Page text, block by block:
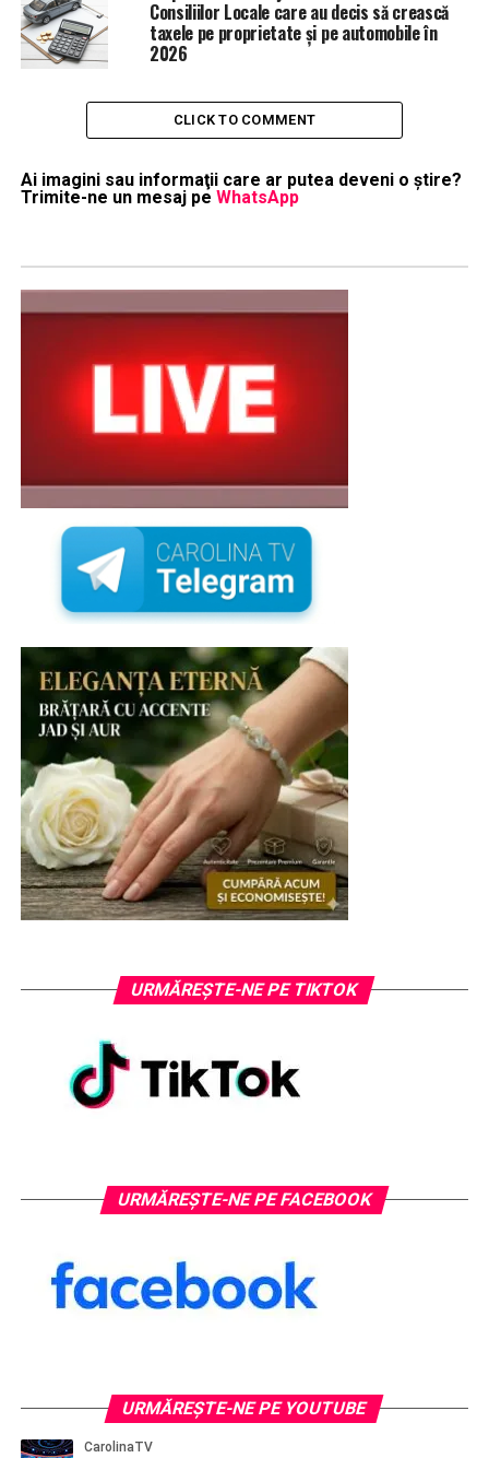
Consiliilor Locale care au decis să crească
taxele pe proprietate și pe automobile în
2026
CLICK TO COMMENT
Ai imagini sau informaţii care ar putea deveni o ştire?
Trimite-ne un mesaj pe WhatsApp
URMĂREȘTE-NE PE TIKTOK
URMĂREȘTE-NE PE FACEBOOK
URMĂREŞTE-NE PE YOUTUBE